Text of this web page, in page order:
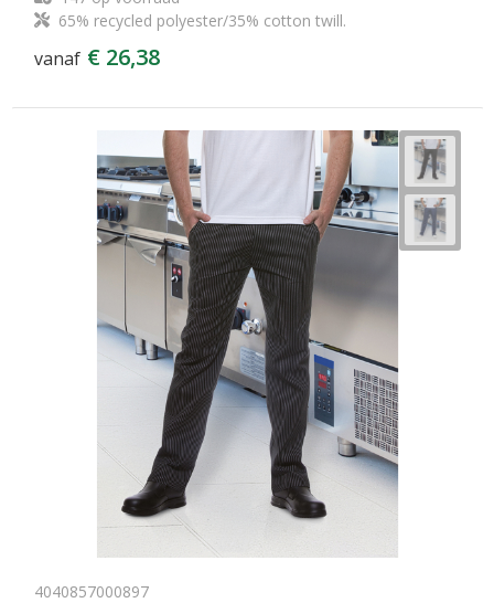
65% recycled polyester/35% cotton twill.
vanaf € 26,38
4040857000897